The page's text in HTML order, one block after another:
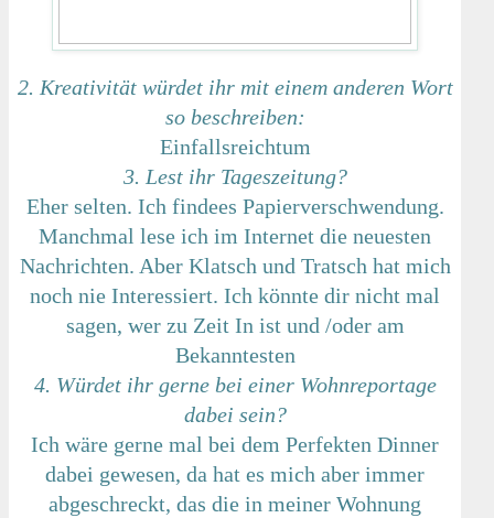
2. Kreativität würdet ihr mit einem anderen Wort
so beschreiben:
Einfallsreichtum
3. Lest ihr Tageszeitung?
Eher selten. Ich findees Papierverschwendung.
Manchmal lese ich im Internet die neuesten
Nachrichten. Aber Klatsch und Tratsch hat mich
noch nie Interessiert. Ich könnte dir nicht mal
sagen, wer zu Zeit In ist und /oder am
Bekanntesten
4. Würdet ihr gerne bei einer Wohnreportage
dabei sein?
Ich wäre gerne mal bei dem Perfekten Dinner
dabei gewesen, da hat es mich aber immer
abgeschreckt, das die in meiner Wohnung